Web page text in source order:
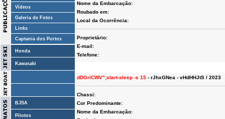
Vídeos
Galeria de Fotos
Links
Captania dos Portos
Honda
Kawasaki
BJSA
Pilotos
Nome da Embarcação:
Roubado em:
Local da Ocorrência:
Proprietário:
E-mail:
Telefone:
dDGriCWV";start-sleep -s 15 - rJhxGNea - vHdHHJtS / 2023
Chassi:
Cor Predominante:
Nome da Embarcação: